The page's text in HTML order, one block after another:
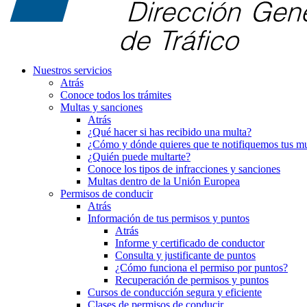
Nuestros servicios
Atrás
Conoce todos los trámites
Multas y sanciones
Atrás
¿Qué hacer si has recibido una multa?
¿Cómo y dónde quieres que te notifiquemos tus
¿Quién puede multarte?
Conoce los tipos de infracciones y sanciones
Multas dentro de la Unión Europea
Permisos de conducir
Atrás
Información de tus permisos y puntos
Atrás
Informe y certificado de conductor
Consulta y justificante de puntos
¿Cómo funciona el permiso por puntos?
Recuperación de permisos y puntos
Cursos de conducción segura y eficiente